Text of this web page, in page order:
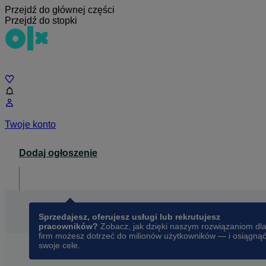
Przejdź do głównej części
Przejdź do stopki
Twoje konto
Dodaj ogłoszenie
Sprzedajesz, oferujesz usługi lub rekrutujesz
pracowników? Zobacz, jak dzięki naszym rozwiązaniom dla
firm możesz dotrzeć do milionów użytkowników — i osiągnąć
swoje cele.